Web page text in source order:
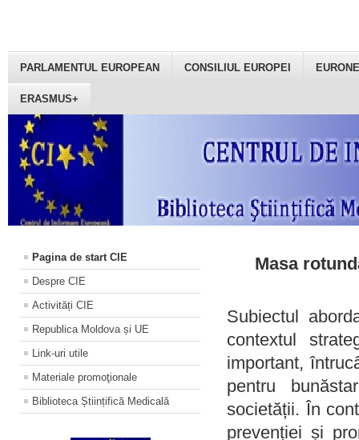
PARLAMENTUL EUROPEAN CONSILIUL EUROPEI
ERASMUS+
Pagina de start CIE
Despre CIE
Activități CIE
Republica Moldova și UE
Link-uri utile
Materiale promoţionale
Biblioteca Științifică Medicală
Masa
Subiectul
contextul
important,
pentru
societății. În
prevenției și